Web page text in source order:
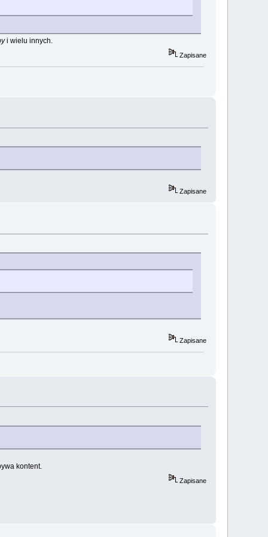
i wielu innych.
Zapisane
Zapisane
Zapisane
kontent.
Zapisane